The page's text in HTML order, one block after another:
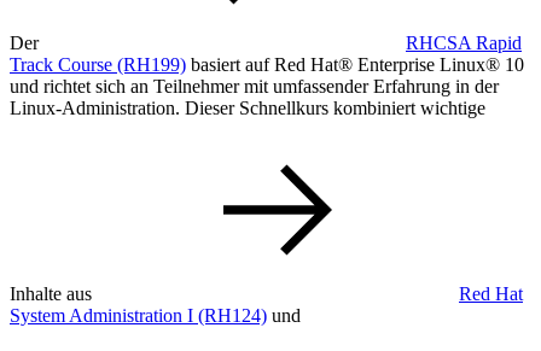
Der
RHCSA Rapid
Track Course (RH199) basiert auf Red Hat® Enterprise Linux® 10
und richtet sich an Teilnehmer mit umfassender Erfahrung in der
Linux-Administration. Dieser Schnellkurs kombiniert wichtige
Inhalte aus
Red Hat
System Administration I (RH124) und